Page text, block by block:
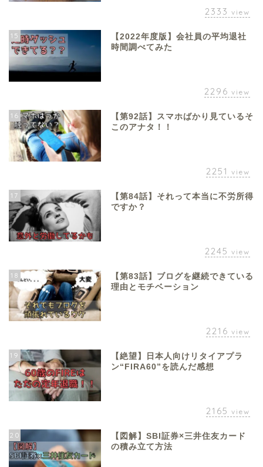
2333 view
15
【2022年度版】会社員の平均退社
時間調べてみた
2296 view
16
【第92話】スマホばかり見ているそ
このアナタ！！
2251 view
17
【第84話】それって本当に不労所得
ですか？
2245 view
18
【第83話】ブログを継続できている
理由とモチベーション
2216 view
19
【絶望】日本人向けリタイアプラ
ン“FIRA60”を読んだ感想
2165 view
20
【図解】SBI証券×三井住友カード
の積み立て方法